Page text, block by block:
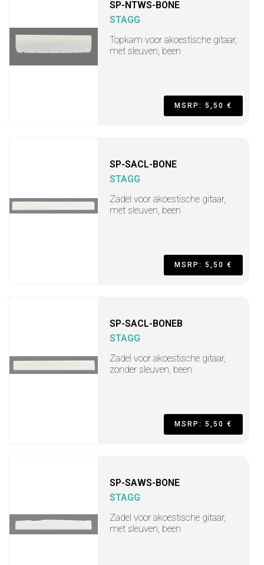
SP-NTWS-BONE
STAGG
Topkam voor akoestische gitaar,
met sleuven, been
MSRP: 5,50 €
SP-SACL-BONE
STAGG
Zadel voor akoestische gitaar,
met sleuven, been
MSRP: 5,50 €
SP-SACL-BONEB
STAGG
Zadel voor akoestische gitaar,
zonder sleuven, been
MSRP: 5,50 €
SP-SAWS-BONE
STAGG
Zadel voor akoestische gitaar,
met sleuven, been